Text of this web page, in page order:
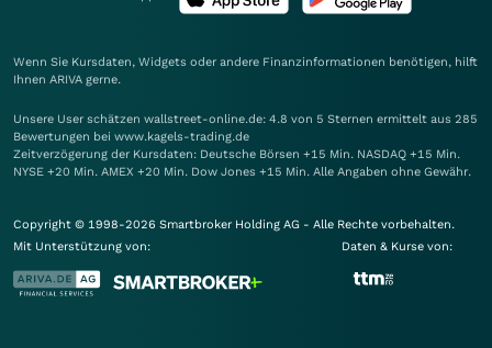
Wenn Sie Kursdaten, Widgets oder andere Finanzinformationen benötigen, hilft
Ihnen ARIVA gerne.
Unsere User schätzen wallstreet-online.de: 4.8 von 5 Sternen ermittelt aus 285
Bewertungen bei www.kagels-trading.de
Zeitverzögerung der Kursdaten: Deutsche Börsen +15 Min. NASDAQ +15 Min.
NYSE +20 Min. AMEX +20 Min. Dow Jones +15 Min. Alle Angaben ohne Gewähr.
Copyright © 1998-2026 Smartbroker Holding AG - Alle Rechte vorbehalten.
Mit Unterstützung von:
Daten & Kurse von: